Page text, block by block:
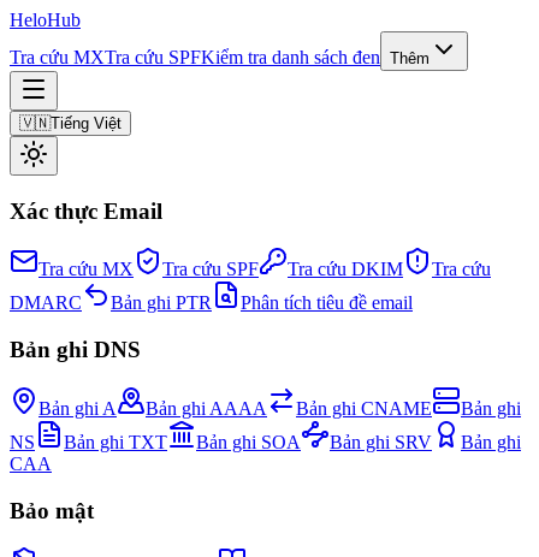
HeloHub
Tra cứu MXTra cứu SPFKiểm tra danh sách đen Thêm
🇻🇳Tiếng Việt
Xác thực Email
Tra cứu MX Tra cứu SPF Tra cứu DKIM
Tra cứu
DMARC
Bản ghi PTR Phân tích tiêu đề email
Bản ghi DNS
Bản ghi A Bản ghi AAAA Bản ghi CNAME
Bản ghi
NS
Bản ghi TXT Bản ghi SOA Bản ghi SRV
Bản ghi
CAA
Bảo mật